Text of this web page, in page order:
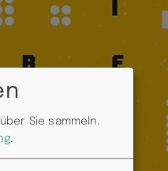
Sie sammeln.